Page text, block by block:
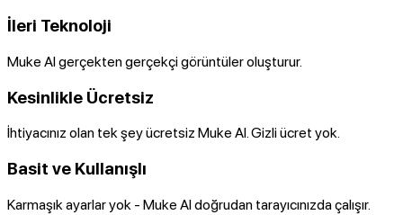
İleri Teknoloji
Muke AI gerçekten gerçekçi görüntüler oluşturur.
Kesinlikle Ücretsiz
İhtiyacınız olan tek şey ücretsiz Muke AI. Gizli ücret yok.
Basit ve Kullanışlı
Karmaşık ayarlar yok - Muke AI doğrudan tarayıcınızda çalışır.